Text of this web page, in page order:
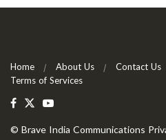
Home About Us Contact Us
Terms of Services
© Brave India Communications